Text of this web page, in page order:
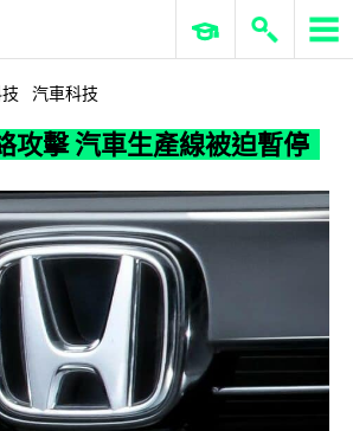
遭網絡攻擊 汽車生產線被迫暫停
ERP 與商業 AI
汽車科技
攻擊 汽車生產線被迫暫停